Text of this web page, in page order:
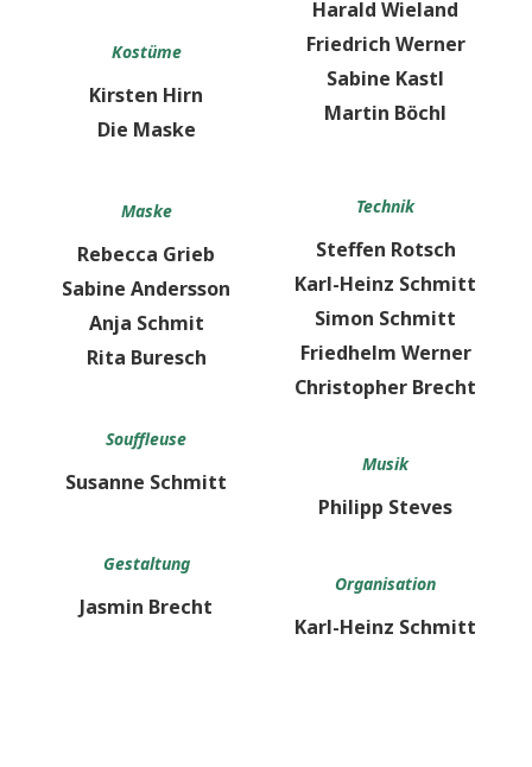
Kostüme
Kirsten Hirn
Die Maske
Maske
Rebecca Grieb
Sabine Andersson
Anja Schmit
Rita Buresch
Souffleuse
Susanne Schmitt
Gestaltung
Jasmin Brecht
Harald Wieland
Friedrich Werner
Sabine Kastl
Martin Böchl
Technik
Steffen Rotsch
Karl-Heinz Schmitt
Simon Schmitt
Friedhelm Werner
Christopher Brecht
Musik
Philipp Steves
Organisation
Karl-Heinz Schmitt